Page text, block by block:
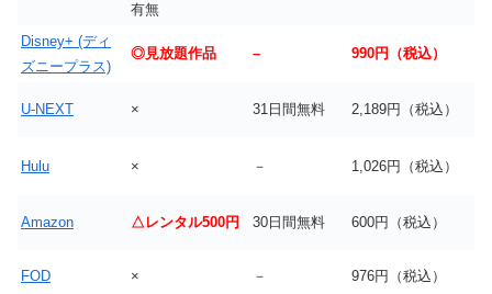
有無
Disney+ (ディ
ズニープラス)
◎見放題作品 – 990円（税込）
U-NEXT × 31日間無料 2,189円（税込）
Hulu × － 1,026円（税込）
Amazon △レンタル500円 30日間無料 600円（税込）
FOD × － 976円（税込）